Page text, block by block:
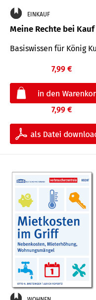
EINKAUF
Meine Rechte bei
Basiswissen für König
7,99 €
7,99 €